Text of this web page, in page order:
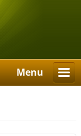
Menu